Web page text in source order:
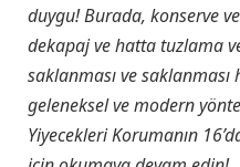
duygu! Burada, konserve
dekapaj ve hatta tuzlama
saklanması ve saklanması
geleneksel ve modern
Yiyecekleri Korumanın